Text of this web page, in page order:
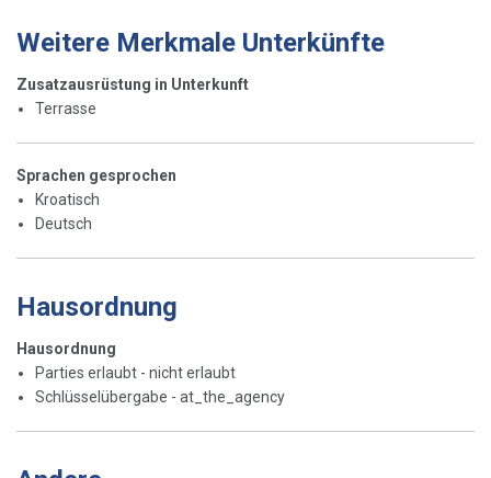
Weitere Merkmale Unterkünfte
Zusatzausrüstung in Unterkunft
Terrasse
Sprachen gesprochen
Kroatisch
Deutsch
Hausordnung
Hausordnung
Parties erlaubt - nicht erlaubt
Schlüsselübergabe - at_the_agency